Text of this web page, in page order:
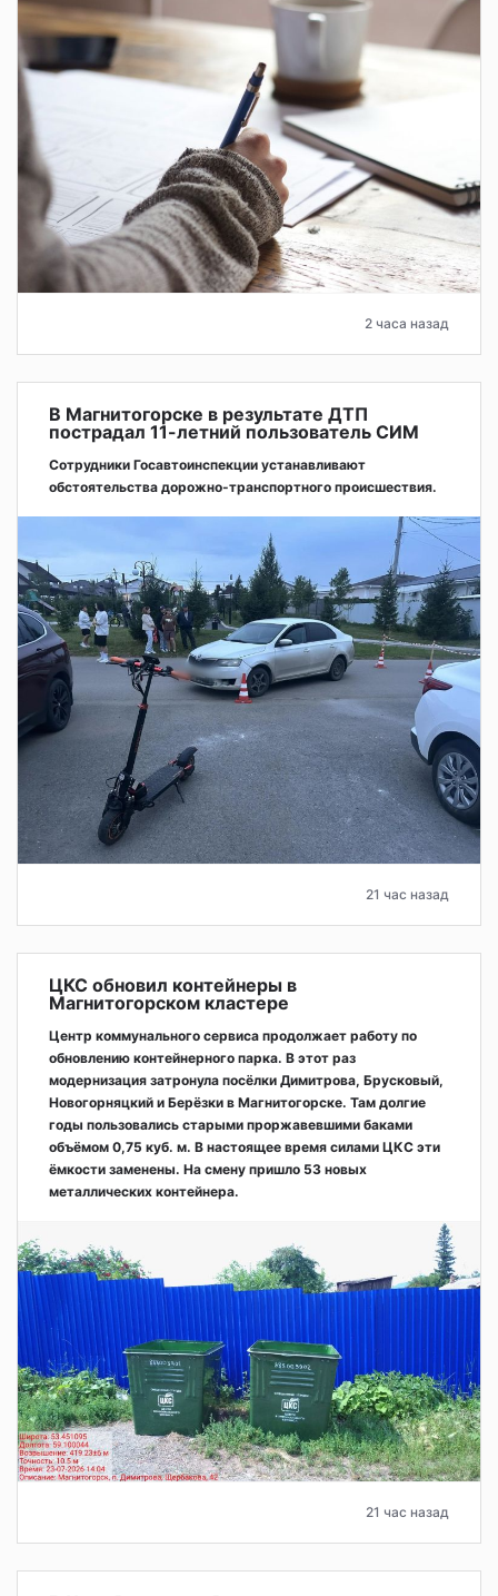
2 часа назад
В Магнитогорске в результате ДТП
пострадал 11-летний пользователь СИМ
Сотрудники Госавтоинспекции устанавливают
обстоятельства дорожно-транспортного происшествия.
21 час назад
ЦКС обновил контейнеры в
Магнитогорском кластере
Центр коммунального сервиса продолжает работу по
обновлению контейнерного парка. В этот раз
модернизация затронула посёлки Димитрова, Брусковый,
Новогорняцкий и Берёзки в Магнитогорске. Там долгие
годы пользовались старыми проржавевшими баками
объёмом 0,75 куб. м. В настоящее время силами ЦКС эти
ёмкости заменены. На смену пришло 53 новых
металлических контейнера.
21 час назад